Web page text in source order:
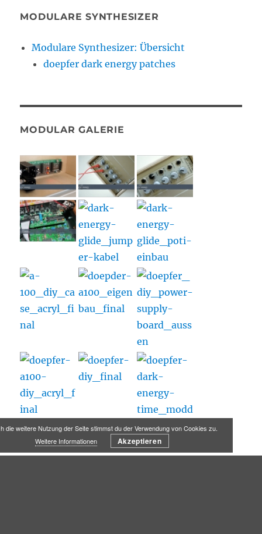
MODULARE SYNTHESIZER
Modulare Synthesizer: Übersicht
doepfer dark energy patches
MODULAR GALERIE
die weitere Nutzung der Seite stimmst du der Verwendung von Cookies zu.
Weitere Informationen
Akzeptieren